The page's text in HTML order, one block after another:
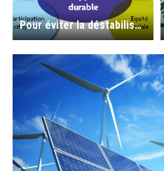
Pour éviter la déstabilisation de l’Algérie, urgence d’un Etat de Droit, moralisation de la société et revoir l’actuelle politique économique